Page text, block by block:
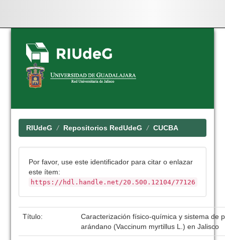
Skip
navigation
RIUdeG Repositorios RedUdeG CUCBA
Por favor, use este identificador para citar o enlazar
este ítem:
https://hdl.handle.net/20.500.12104/77126
Título:
Caracterización físico-química y sistema de
arándano (Vaccinum myrtillus L.) en Jalisco